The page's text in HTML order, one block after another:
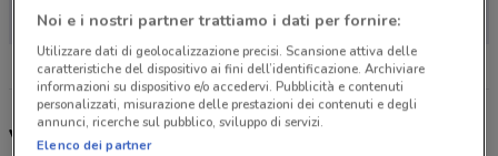
Volantino, orari e negozi Bricocenter
Noi e i nostri partner trattiamo i dati per fornire:
Utilizzare dati di geolocalizzazione precisi. Scansione attiva delle
caratteristiche del dispositivo ai fini dell’identificazione. Archiviare
informazioni su dispositivo e/o accedervi. Pubblicità e contenuti
personalizzati, misurazione delle prestazioni dei contenuti e degli
annunci, ricerche sul pubblico, sviluppo di servizi.
Elenco dei partner